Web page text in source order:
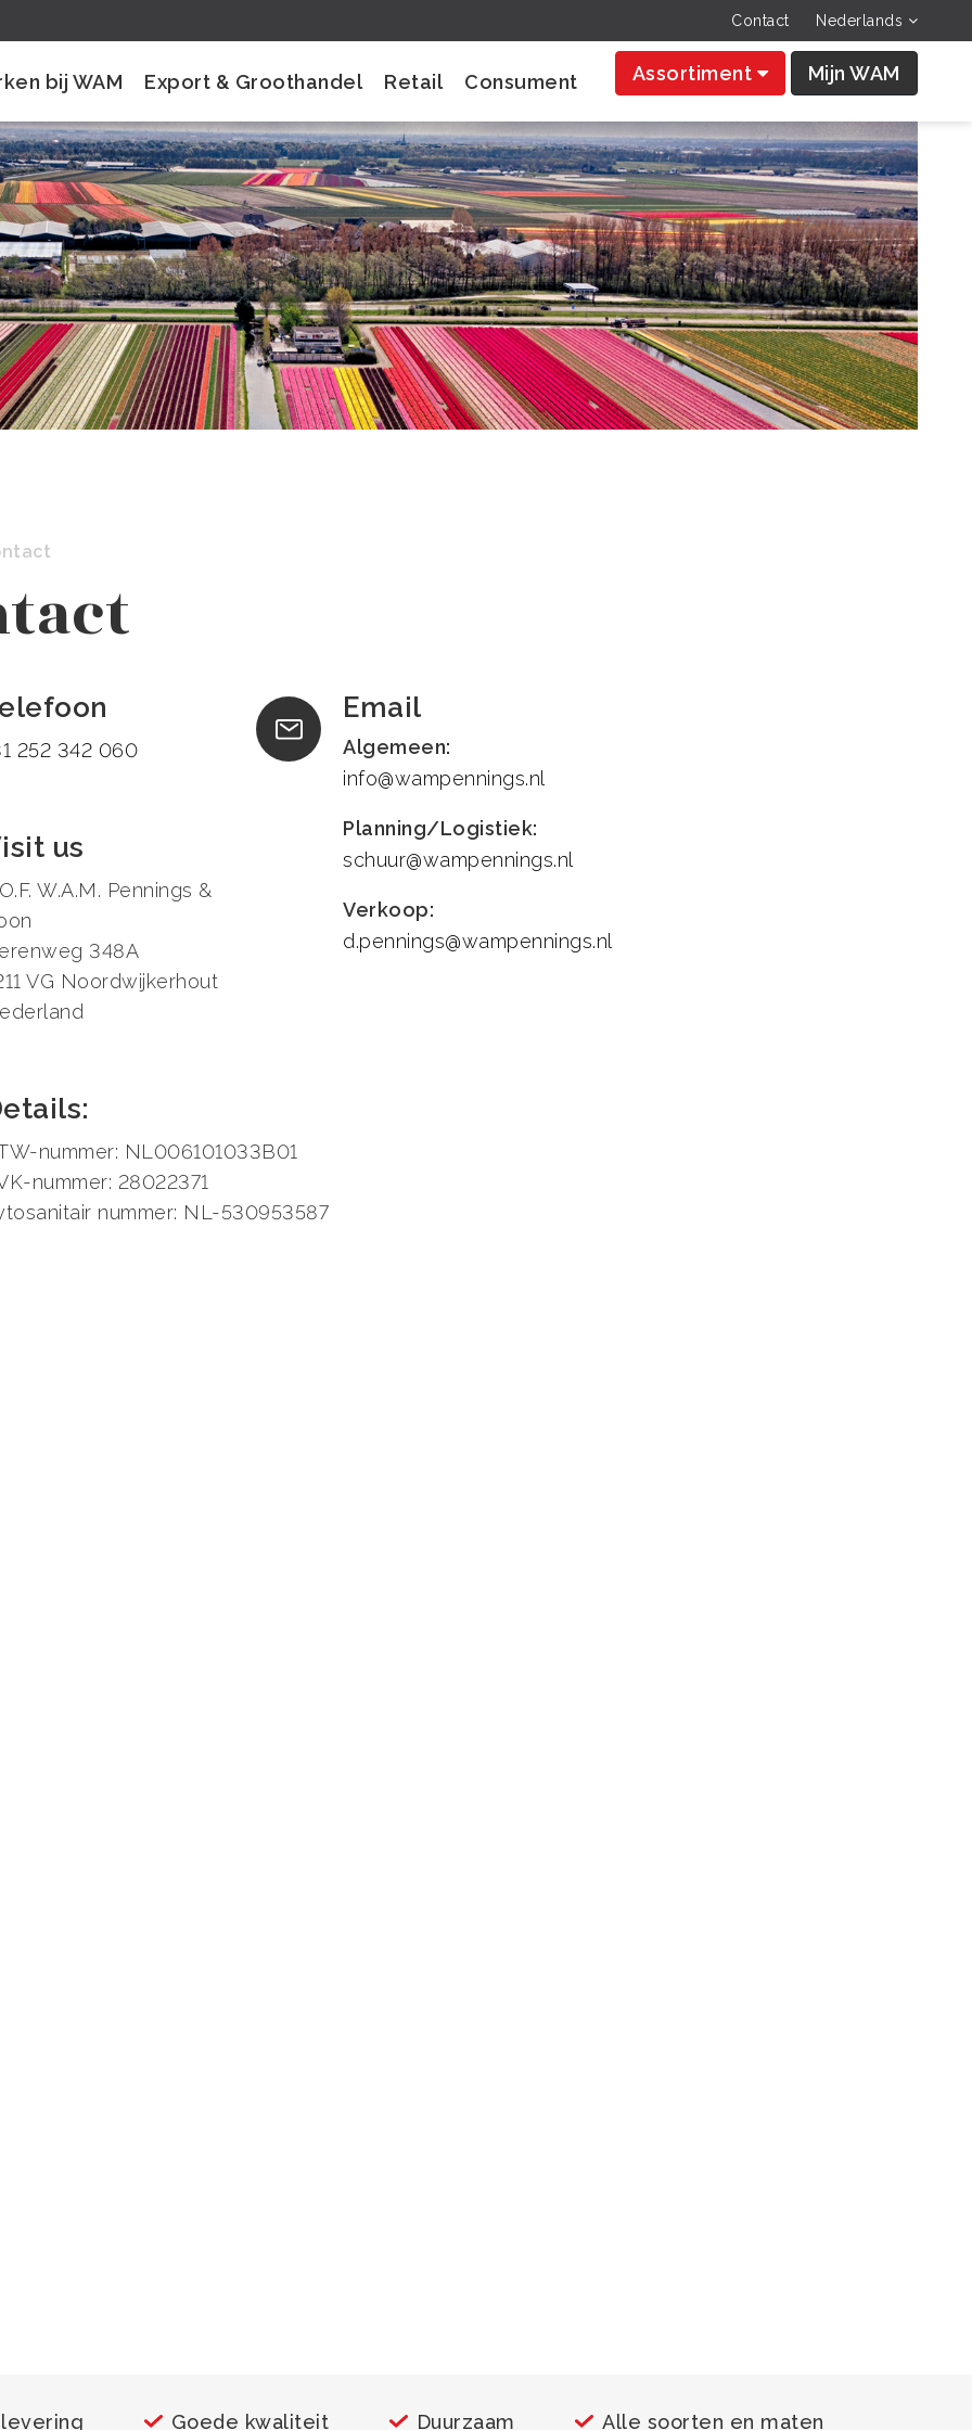
Contact Nederlands
bij WAM Export & Groothandel Retail Consument Assortiment Mijn WAM
252 342 060
us
W.A.M. Pennings &
348A
VG Noordwijkerhout
Email
Algemeen:
info@wampennings.nl
Planning/Logistiek:
schuur@wampennings.nl
Verkoop:
d.pennings@wampennings.nl
nummer: NL006101033B01
nummer: 28022371
nummer: NL-530953587
Goede kwaliteit Duurzaam Alle soorten en maten